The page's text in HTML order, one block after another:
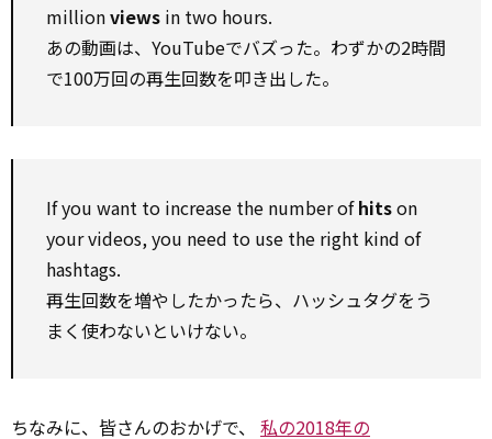
millionviews in two hours.
あの動画は、YouTubeでバズった。わずかの2時間
で100万回の再生回数を叩き出した。
If you want to increase the number ofhitson
your videos, you need to use the right kind of
hashtags.
再生回数を増やしたかったら、ハッシュタグをう
まく使わないといけない。
ちなみに、皆さんのおかげで、 私の2018年の